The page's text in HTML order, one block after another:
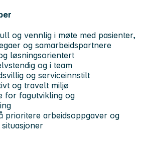
og vennlig i møte med pasienter,
og samarbeidspartnere
løsningsorientert
og i team
og serviceinnstilt
og travelt miljø
for fagutvikling og
prioritere arbeidsoppgaver og